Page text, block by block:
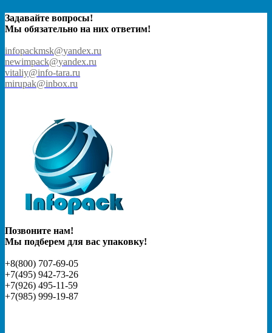
Задавайте вопросы!
Мы обязательно на них ответим!
infopackmsk@yandex.ru
newimpack@yandex.ru
vitaliy@info-tara.ru
mirupak@inbox.ru
Позвоните нам!
Мы подберем для вас упаковку!
+8(800) 707-69-05
+7(495) 942-73-26
+7(926) 495-11-59
+7(985) 999-19-87